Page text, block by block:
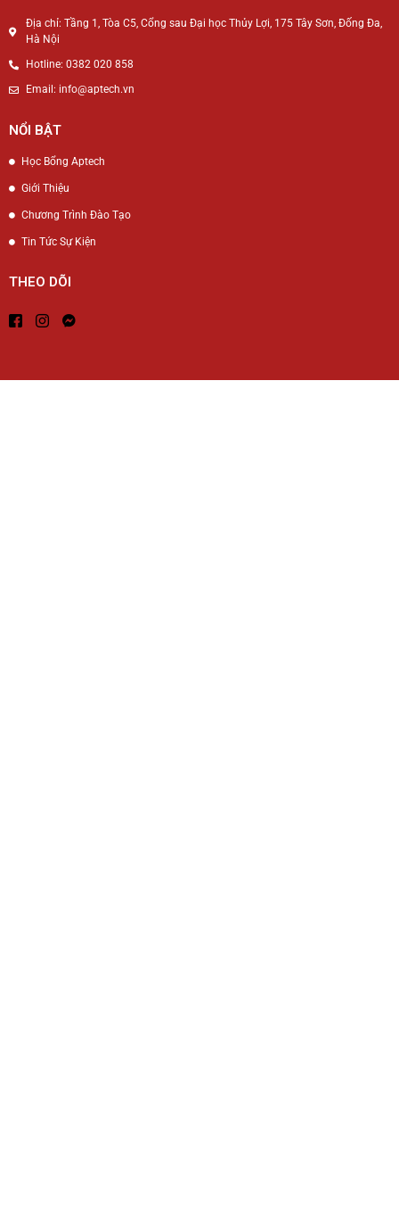
Địa chỉ: Tầng 1, Tòa C5, Cổng sau Đại học Thủy Lợi, 175 Tây Sơn, Đống Đa,
Hà Nội
Hotline: 0382 020 858
Email: info@aptech.vn
NỔI BẬT
Học Bổng Aptech
Giới Thiệu
Chương Trình Đào Tạo
Tin Tức Sự Kiện
THEO DÕI